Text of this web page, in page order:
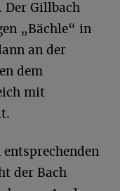
Der Gillbach
„Bächle“ in
an der
dem
mit
der Bach